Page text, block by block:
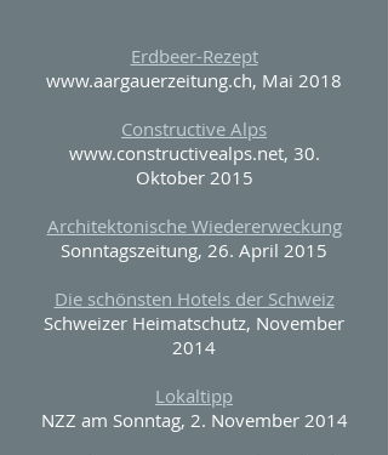
Erdbeer-Rezept
www.aargauerzeitung.ch, Mai 2018
Constructive Alps
www.constructivealps.net, 30.
Oktober 2015
Architektonische Wiedererweckung
Sonntagszeitung, 26. April 2015
Die schönsten Hotels der Schweiz
Schweizer Heimatschutz, November
2014
Lokaltipp
NZZ am Sonntag, 2. November 2014